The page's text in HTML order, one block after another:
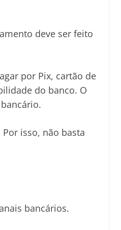
deve ser feito
por Pix, cartão de
do banco. O
isso, não basta
bancários.